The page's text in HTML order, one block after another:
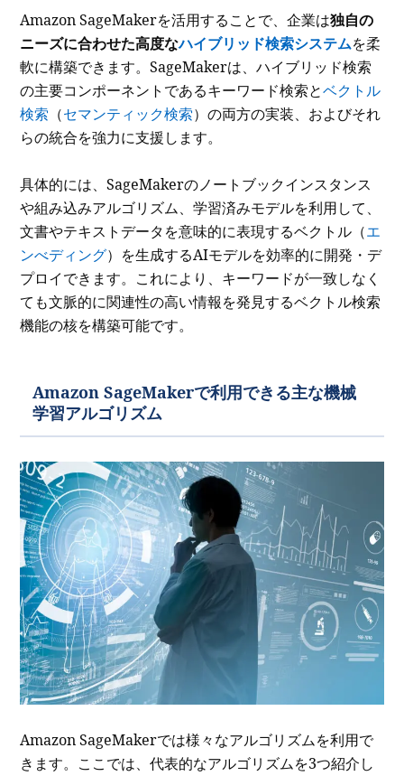
Amazon SageMakerを活用することで、企業は独自の
ニーズに合わせた高度なハイブリッド検索システムを柔
軟に構築できます。SageMakerは、ハイブリッド検索
の主要コンポーネントであるキーワード検索とベクトル
検索 （セマンティック検索）の両方の実装、およびそれ
らの統合を強力に支援します。
具体的には、SageMakerのノートブックインスタンス
や組み込みアルゴリズム、学習済みモデルを利用して、
文書やテキストデータを意味的に表現するベクトル（エ
ンべディング）を生成するAIモデルを効率的に開発・デ
プロイできます。これにより、キーワードが一致しなく
ても文脈的に関連性の高い情報を発見するベクトル検索
機能の核を構築可能です。
Amazon SageMakerで利用できる主な機械
学習アルゴリズム
Amazon SageMakerでは様々なアルゴリズムを利用で
きます。ここでは、代表的なアルゴリズムを3つ紹介し